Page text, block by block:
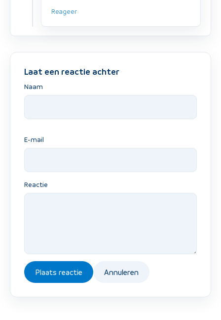
Reageer
Laat een reactie achter
Naam
E-mail
Reactie
Plaats reactie Annuleren